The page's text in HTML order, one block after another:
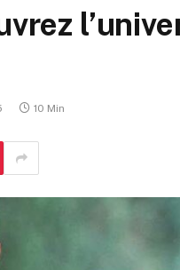
10 Min